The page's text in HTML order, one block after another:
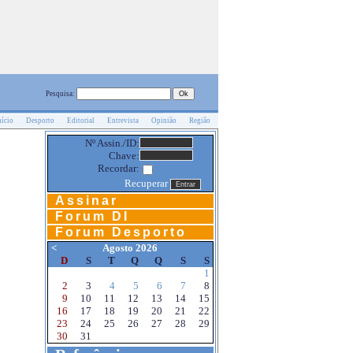
Pesquisa:
Desporto Editorial Entrevista Opinião Região
Nº Assin./ID:
Chave:
Recordar:
Recuperar
Assinar
Forum DI
Forum Desporto
<
Agosto 2026
D
S T Q Q S
S
1
2
3 4 5 6 7
8
9
10 11 12 13 14
15
16
17 18 19 20 21
22
23
24 25 26 27 28
29
30
31